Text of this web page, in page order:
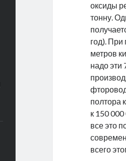
оксиды
тонну.
год). При
метров
надо эти
полтора
к 150
все это
всего